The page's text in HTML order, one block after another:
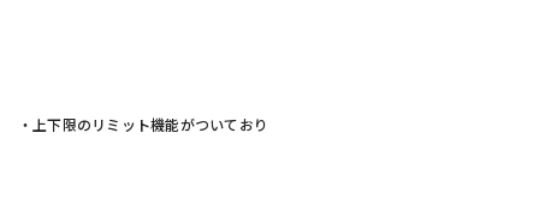
・上下限のリミット機能がついており